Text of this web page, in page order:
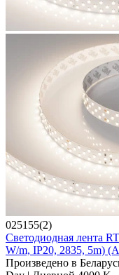
025155(2)
Светодиодная лента
W/m, IP20, 2835, 5m)
Произведено в